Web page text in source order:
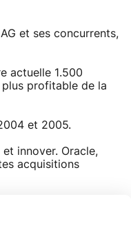
et ses concurrents,
actuelle 1.500
profitable de la
et 2005.
innover. Oracle,
acquisitions